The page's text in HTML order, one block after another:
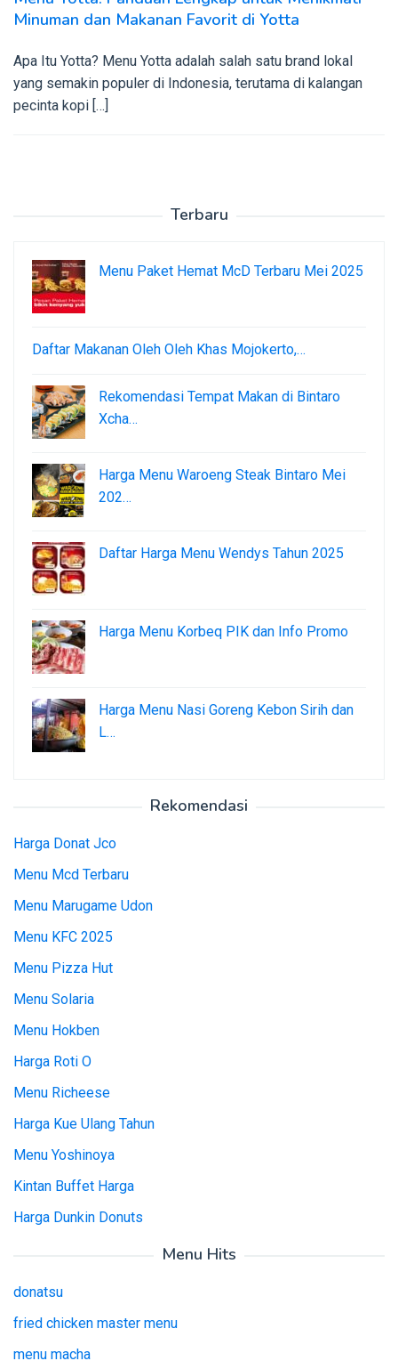
Minuman dan Makanan Favorit di Yotta
Apa Itu Yotta? Menu Yotta adalah salah satu brand lokal
yang semakin populer di Indonesia, terutama di kalangan
pecinta kopi […]
Terbaru
Menu Paket Hemat McD Terbaru Mei 2025
Daftar Makanan Oleh Oleh Khas Mojokerto,…
Rekomendasi Tempat Makan di Bintaro
Xcha…
Harga Menu Waroeng Steak Bintaro Mei
202…
Daftar Harga Menu Wendys Tahun 2025
Harga Menu Korbeq PIK dan Info Promo
Harga Menu Nasi Goreng Kebon Sirih dan
L…
Rekomendasi
Harga Donat Jco
Menu Mcd Terbaru
Menu Marugame Udon
Menu KFC 2025
Menu Pizza Hut
Menu Solaria
Menu Hokben
Harga Roti O
Menu Richeese
Harga Kue Ulang Tahun
Menu Yoshinoya
Kintan Buffet Harga
Harga Dunkin Donuts
Menu Hits
donatsu
fried chicken master menu
menu macha